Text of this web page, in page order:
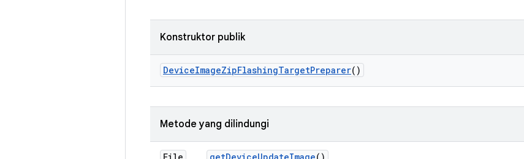
Konstruktor publik
DeviceImageZipFlashingTargetPreparer()
Metode yang dilindungi